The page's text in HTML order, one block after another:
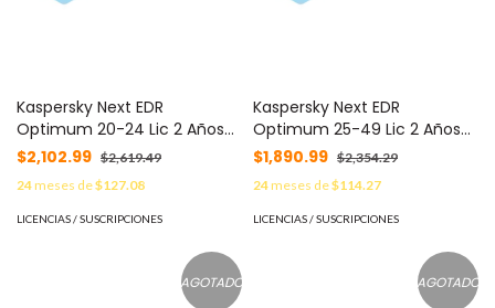
Kaspersky Next EDR
Optimum 20-24 Lic 2 Años
C/U KL4066ZANDS -
$2,102.99 $2,619.49
24meses de$127.08
LICENCIAS / SUSCRIPCIONES
Kaspersky Next EDR
Optimum 25-49 Lic 2 Años
C/U KL4066ZAPDS -
$1,890.99 $2,354.29
24meses de$114.27
LICENCIAS / SUSCRIPCIONES
AGOTADO AGOTADO